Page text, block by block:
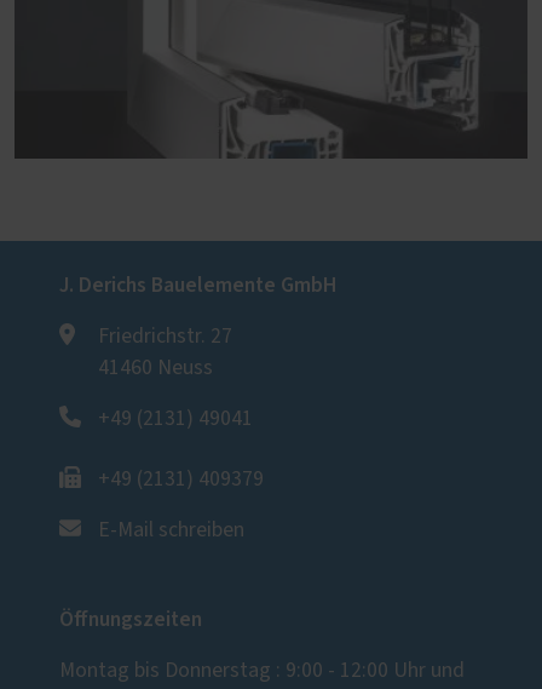
J. Derichs Bauelemente GmbH
Friedrichstr. 27
41460 Neuss
+49 (2131) 49041
+49 (2131) 409379
E-Mail schreiben
Öffnungszeiten
Montag bis Donnerstag : 9:00 - 12:00 Uhr und